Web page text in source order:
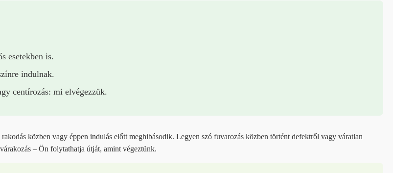
esetekben is.
indulnak.
centírozás: mi elvégezzük.
közben vagy éppen indulás előtt meghibásodik. Legyen szó fuvarozás közben történt defektről vagy váratlan
– Ön folytathatja útját, amint végeztünk.